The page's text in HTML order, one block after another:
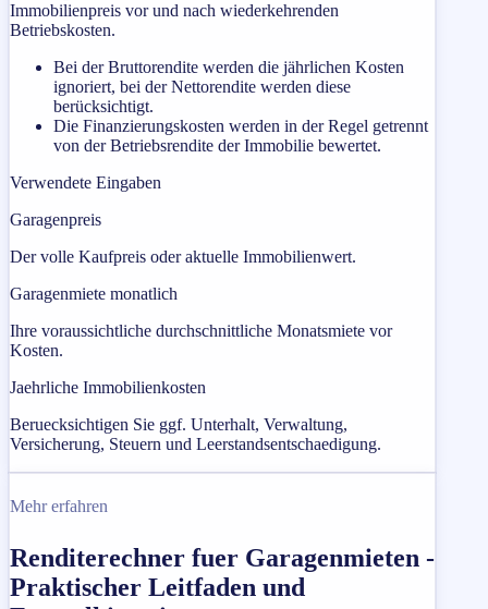
Immobilienpreis vor und nach wiederkehrenden
Betriebskosten.
Bei der Bruttorendite werden die jährlichen Kosten
ignoriert, bei der Nettorendite werden diese
berücksichtigt.
Die Finanzierungskosten werden in der Regel getrennt
von der Betriebsrendite der Immobilie bewertet.
Verwendete Eingaben
Garagenpreis
Der volle Kaufpreis oder aktuelle Immobilienwert.
Garagenmiete monatlich
Ihre voraussichtliche durchschnittliche Monatsmiete vor
Kosten.
Jaehrliche Immobilienkosten
Beruecksichtigen Sie ggf. Unterhalt, Verwaltung,
Versicherung, Steuern und Leerstandsentschaedigung.
Mehr erfahren
Renditerechner fuer Garagenmieten -
Praktischer Leitfaden und